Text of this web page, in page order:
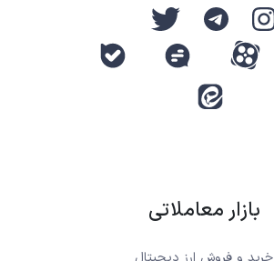
بازار معاملاتی